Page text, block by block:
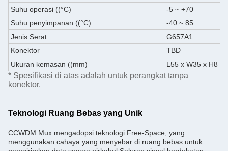
Suhu operasi ((°C)
-5 ~ +70
Suhu penyimpanan ((°C)
-40 ~ 85
Jenis Serat
G657A1
Konektor
TBD
Ukuran kemasan ((mm)
L55 x W35 x H8
* Spesifikasi di atas adalah untuk perangkat tanpa
konektor.
Teknologi Ruang Bebas yang Unik
CCWDM Mux mengadopsi teknologi Free-Space, yang
menggunakan cahaya yang menyebar di ruang bebas untuk